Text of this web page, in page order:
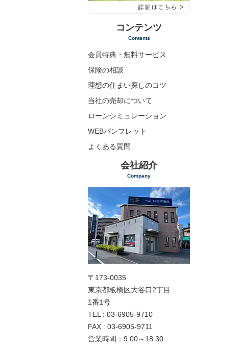
コンテンツ
Contents
会員特典・無料サービス
保険の相談
理想の住まい探しのコツ
当社の売却について
ローンシミュレーション
WEBパンフレット
よくある質問
会社紹介
Company
〒173-0035
東京都板橋区大谷口2丁目
1番1号
TEL : 03-6905-9710
FAX : 03-6905-9711
営業時間：9:00～18:30